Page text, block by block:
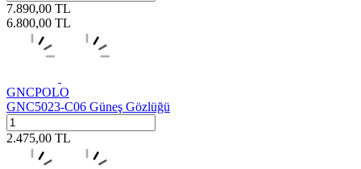
7.890,00 TL
6.800,00 TL
GNCPOLO
GNC5023-C06 Güneş Gözlüğü
2.475,00 TL